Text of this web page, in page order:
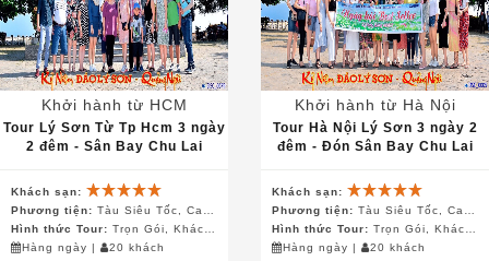
Khởi hành từ HCM
Tour Lý Sơn Từ Tp Hcm 3 ngày
2 đêm - Sân Bay Chu Lai
Khách sạn:
Phương tiện: Tàu Siêu Tốc, Canô, Ô Tô
Hình thức Tour: Trọn Gói, Khách Đoàn
Hàng ngày | 20 khách
Khởi hành từ Hà Nội
Tour Hà Nội Lý Sơn 3 ngày 2
đêm - Đón Sân Bay Chu Lai
Khách sạn:
Phương tiện: Tàu Siêu Tốc, Canô, Ô Tô, Xe Điện
Hình thức Tour: Trọn Gói, Khách Đoàn
Hàng ngày | 20 khách